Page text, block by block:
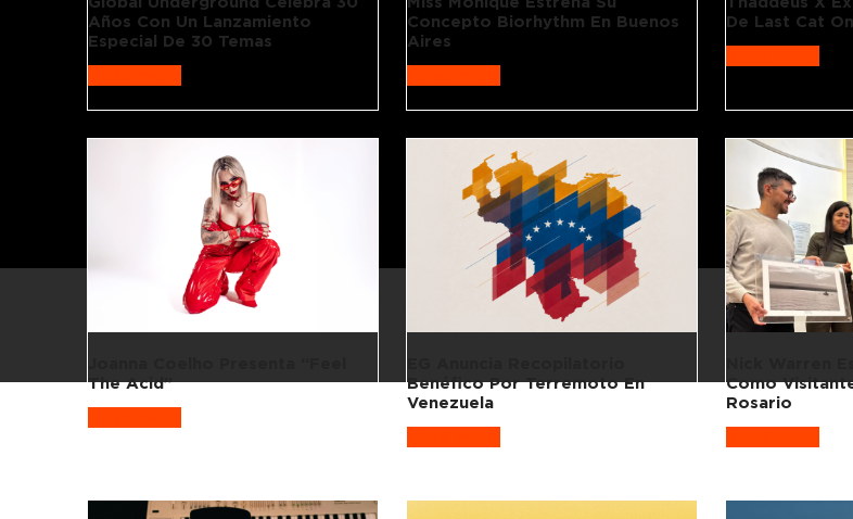
Años Con Un Lanzamiento
Especial De 30 Temas
Concepto Biorhythm En Buenos
Aires
De Last Cat
The Acid”
Benéfico Por Terremoto En
Venezuela
Como
Rosario